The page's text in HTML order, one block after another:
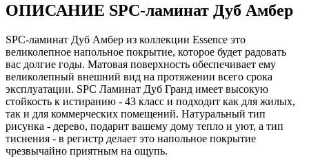
ОПИСАНИЕ SPC-ламинат Дуб Амбер
SPC-ламинат Дуб Амбер из коллекции Essence это
великолепное напольное покрытие, которое будет радовать
вас долгие годы. Матовая поверхность обеспечивает ему
великолепный внешний вид на протяжении всего срока
эксплуатации. SPC Ламинат Дуб Гранд имеет высокую
стойкость к истиранию - 43 класс и подходит как для жилых,
так и для коммерческих помещений. Натуральный тип
рисунка - дерево, подарит вашему дому тепло и уют, а тип
тиснения - в регистр делает это напольное покрытие
чрезвычайно приятным на ощупь.